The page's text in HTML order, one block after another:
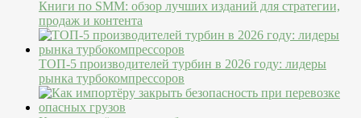
Книги по SMM: обзор лучших изданий для стратегии,
продаж и контента
ТОП-5 производителей турбин в 2026 году: лидеры
рынка турбокомпрессоров